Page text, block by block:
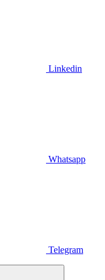
Linkedin
Whatsapp
Telegram